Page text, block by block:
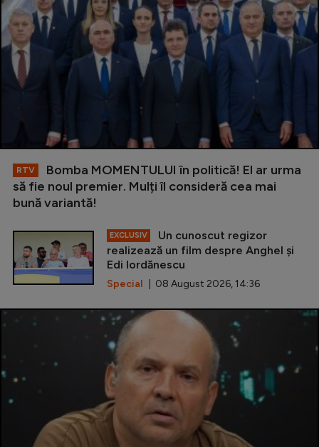
RTV
Bomba MOMENTULUI în politică! El ar urma
să fie noul premier. Mulți îl consideră cea mai
bună variantă!
EXCLUSIV
Un cunoscut regizor
realizează un film despre Anghel și
Edi Iordănescu
Special | 08 August 2026, 14:36